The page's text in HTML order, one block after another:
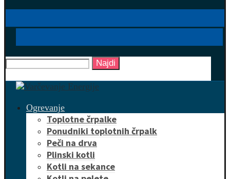
Najdi
Ogrevanje
Toplotne črpalke
Ponudniki toplotnih črpalk
Peči na drva
Plinski kotli
Kotli na sekance